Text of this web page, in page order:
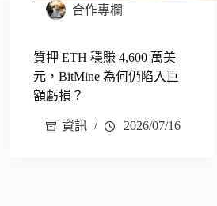
合作專欄
質押 ETH 穩賺 4,600 萬美
元，BitMine 為何仍陷入巨
額虧損？
資訊 2026/07/16